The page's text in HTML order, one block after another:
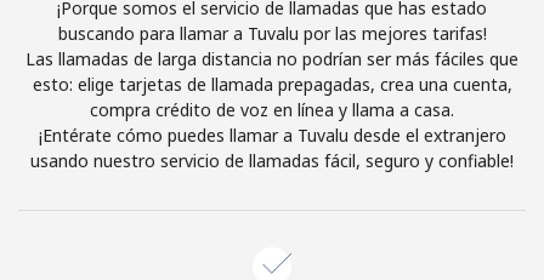
Al abrir una cuenta en este sitio web, estoy de acuerdo con
estosTérminos y condiciones.
Únete
¡Hola!
¡Porque somos el servicio de llamadas que has estado
buscando para llamar a Tuvalu por las mejores tarifas!
Las llamadas de larga distancia no podrían ser más fáciles que
esto: elige tarjetas de llamada prepagadas, crea una cuenta,
compra crédito de voz en línea y llama a casa.
¡Entérate cómo puedes llamar a Tuvalu desde el extranjero
usando nuestro servicio de llamadas fácil, seguro y confiable!